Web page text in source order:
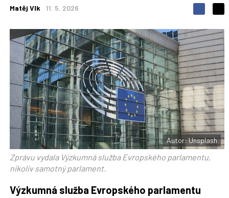
Matěj Vlk 11. 5. 2026
S
d
í
l
e
t
S
í
e
j
t
e
n
a
c
e
o
o
k
í
l
j
t
e
a
í
t
X
Autor: Unsplash
Zprávu vydala Výzkumná služba Evropského parlamentu,
nikoliv samotný parlament.
Výzkumná služba Evropského parlamentu